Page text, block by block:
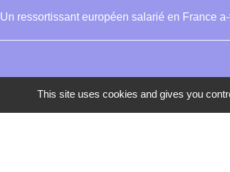
Un ressortissant européen salarié en France
This site uses cookies and gives you